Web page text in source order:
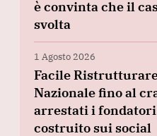
è convinta che il
svolta
1 Agosto 2026
Facile
Nazionale fino al
arrestati i
costruito sui social